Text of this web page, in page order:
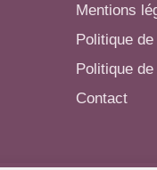
Mentions
Politique
Politique
Contact